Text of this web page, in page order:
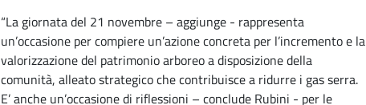
“La giornata del 21 novembre – aggiunge - rappresenta
un’occasione per compiere un’azione concreta per l’incremento e la
valorizzazione del patrimonio arboreo a disposizione della
comunità, alleato strategico che contribuisce a ridurre i gas serra.
E’ anche un’occasione di riflessioni – conclude Rubini - per le